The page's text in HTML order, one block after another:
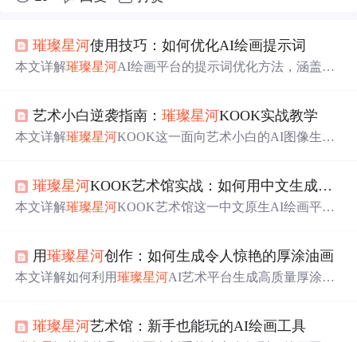
璀璨星河使用技巧：如何优化AI绘画提示词
本文详解璀璨星河AI绘画平台的提示词优化方法，涵盖其
节）、权重调控、负面提示词运用，以及梵高/浪漫主义/抽
象等风格专用配方，并结合场景氛围、材质纹理、构图视
艺术小白逆袭指南：璀璨星河KOOK实战教学
本文详解璀璨星河KOOK这一面向艺术小白的AI图像生成
024px）、多风格支持（油画/数字艺术/水墨）及零基础实
操路径。涵盖环境配置、界面解析、高质量描述词撰写技
璀璨星河KOOK艺术馆实战：如何用中文生成超现实画作
本文详解璀璨星河KOOK艺术馆这一中文原生AI绘画平台
优化技巧、超现实专用词汇体系、常见问题调试策略及社
交媒体/创意写作/概念设计等实际应用，并介绍系列化、混
用璀璨星河创作：如何生成令人惊艳的厚涂油画
本文详解如何利用璀璨星河AI艺术平台生成高质量厚涂油
ant texture'）、关键参数优化（CFG值、分辨率、BF16精
璀璨星河艺术馆：新手也能玩的AI绘画工具